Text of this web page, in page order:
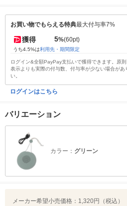
お買い物でもらえる特典最大付与率7%
獲得 5%(60pt)
うち4.5%は利用先・期間限定
ログイン&全額PayPay支払いで獲得できます。原
表示よりも実際の付与数、付与率が少ない場合が
い。
ログインはこちら
バリエーション
カラー： グリーン
メーカー希望小売価格： 1,320円（税込）